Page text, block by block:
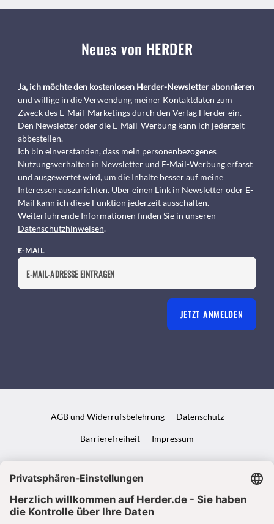
Neues von HERDER
Ja, ich möchte den kostenlosen Herder-Newsletter abonnieren
und willige in die Verwendung meiner Kontaktdaten zum
Zweck des E-Mail-Marketings durch den Verlag Herder ein.
Den Newsletter oder die E-Mail-Werbung kann ich jederzeit
abbestellen.
Ich bin einverstanden, dass mein personenbezogenes
Nutzungsverhalten in Newsletter und E-Mail-Werbung erfasst
und ausgewertet wird, um die Inhalte besser auf meine
Interessen auszurichten. Über einen Link in Newsletter oder E-
Mail kann ich diese Funktion jederzeit ausschalten.
Weiterführende Informationen finden Sie in unseren
Datenschutzhinweisen.
E-MAIL
JETZT ANMELDEN
AGB und Widerrufsbelehrung Datenschutz
Barrierefreiheit Impressum
VERTRAG WIDERRUFEN